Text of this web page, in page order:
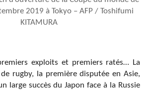
2019 à Tokyo – AFP / Toshifumi
KITAMURA
exploits et premiers ratés… La
rugby, la première disputée en Asie,
large succès du Japon face à la Russie